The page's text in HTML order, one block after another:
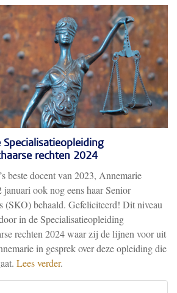
rechten 2024
beste docent van 2023, Annemarie
ook nog eens haar Senior
behaald. Gefeliciteerd! Dit niveau
in de Specialisatieopleiding
rechten 2024 waar zij de lijnen voor uit
in gesprek over deze opleiding die
Lees verder.